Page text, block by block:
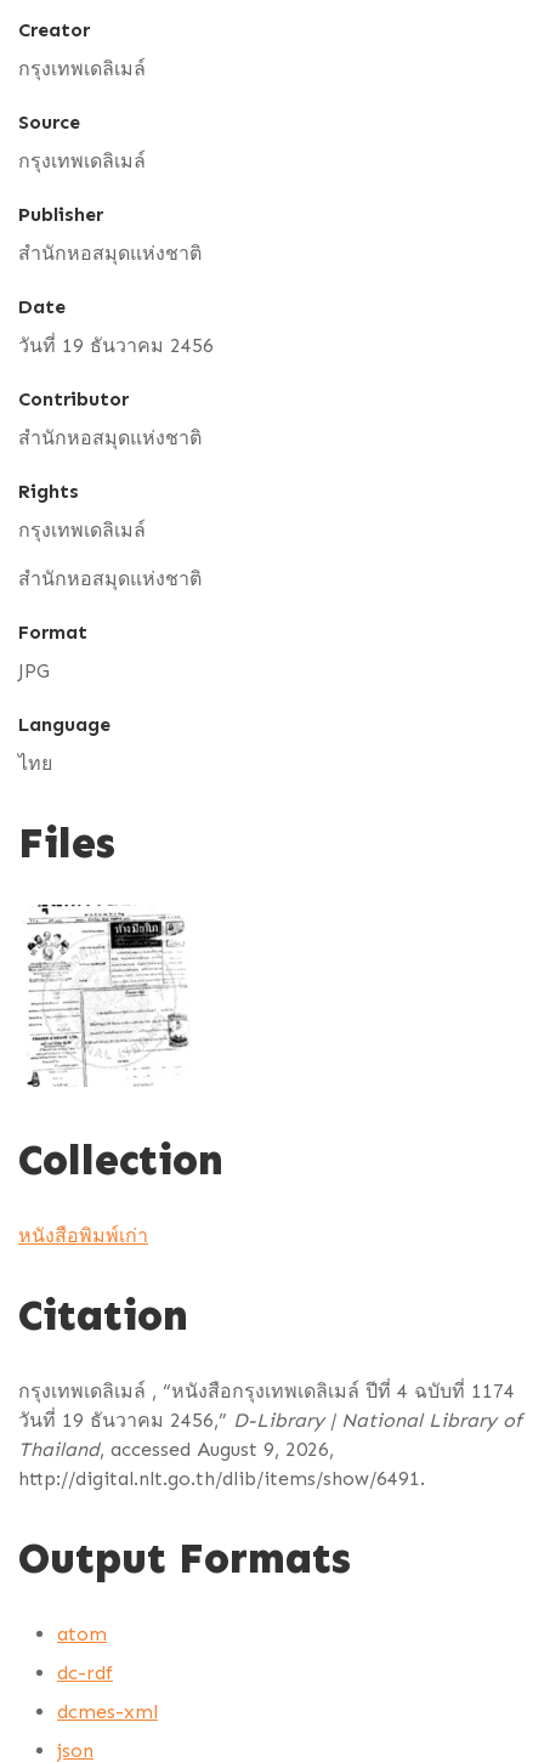
Creator
กรุงเทพเดลิเมล์
Source
กรุงเทพเดลิเมล์
Publisher
สำนักหอสมุดแห่งชาติ
Date
วันที่ 19 ธันวาคม 2456
Contributor
สำนักหอสมุดแห่งชาติ
Rights
กรุงเทพเดลิเมล์
สำนักหอสมุดแห่งชาติ
Format
JPG
Language
ไทย
Files
Collection
หนังสือพิมพ์เก่า
Citation
กรุงเทพเดลิเมล์ , “หนังสือกรุงเทพเดลิเมล์ ปีที่ 4 ฉบับที่ 1174
วันที่ 19 ธันวาคม 2456,” D-Library | National Library of
Thailand, accessed August 9, 2026,
http://digital.nlt.go.th/dlib/items/show/6491.
Output Formats
atom
dc-rdf
dcmes-xml
json